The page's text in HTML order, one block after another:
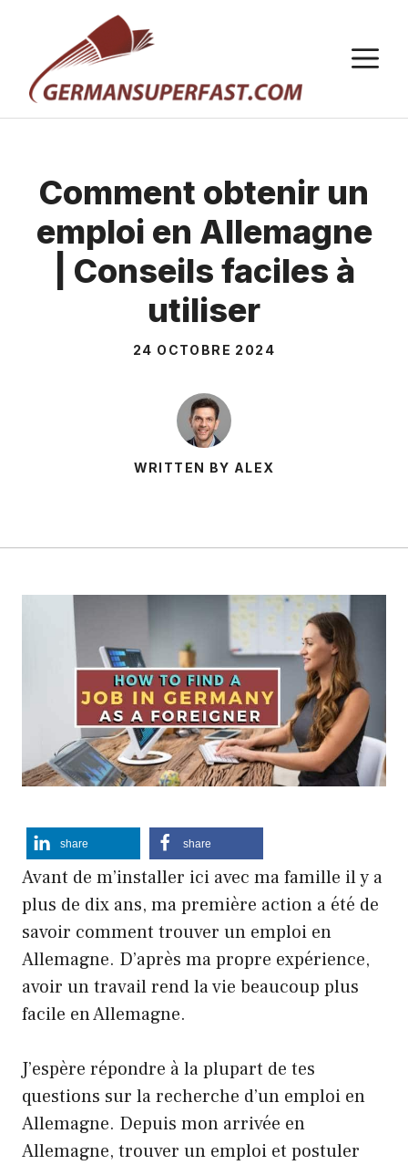
contenu
Comment obtenir un
emploi en Allemagne
| Conseils faciles à
utiliser
24 OCTOBRE 2024
WRITTEN BY ALEX
share share
Avant de m’installer ici avec ma famille il y a
plus de dix ans, ma première action a été de
savoir comment trouver un emploi en
Allemagne. D’après ma propre expérience,
avoir un travail rend la vie beaucoup plus
facile en Allemagne.
J’espère répondre à la plupart de tes
questions sur la recherche d’un emploi en
Allemagne. Depuis mon arrivée en
Allemagne, trouver un emploi et postuler